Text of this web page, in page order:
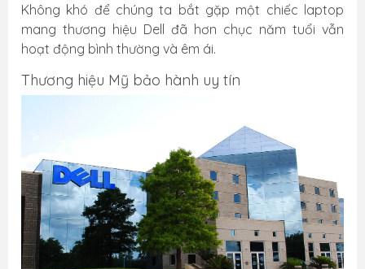
Không khó để chúng ta bắt gặp một chiếc laptop
mang thương hiệu Dell đã hơn chục năm tuổi vẫn
hoạt động bình thường và êm ái.
Thương hiệu Mỹ bảo hành uy tín